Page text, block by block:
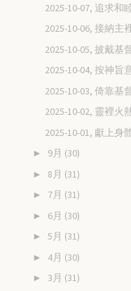
2025-10-07, 追求
2025-10-06, 接納
2025-10-05, 披戴基
2025-10-04, 按神
2025-10-03, 倚靠
2025-10-02, 靈裡
2025-10-01, 獻上
► 9月 (30)
► 8月 (31)
► 7月 (31)
► 6月 (30)
► 5月 (31)
► 4月 (30)
► 3月 (31)